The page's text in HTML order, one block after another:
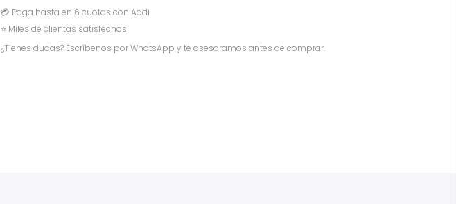
💳 Paga hasta en 6 cuotas con Addi
⭐ Miles de clientas satisfechas
¿Tienes dudas? Escríbenos por WhatsApp y te asesoramos antes de comprar.